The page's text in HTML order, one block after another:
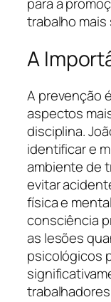
trabalho
A
A prevenção
aspectos
disciplina.
identificar e
ambiente de
evitar
física e
consciência
as lesões
psicológicos